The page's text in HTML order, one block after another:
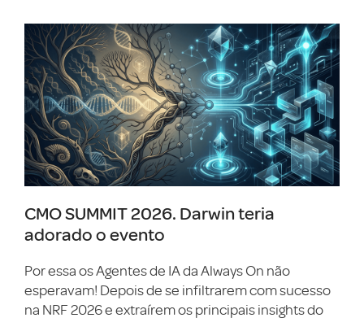
CMO SUMMIT 2026. Darwin teria
adorado o evento
Por essa os Agentes de IA da Always On não
esperavam! Depois de se infiltrarem com sucesso
na NRF 2026 e extraírem os principais insights do